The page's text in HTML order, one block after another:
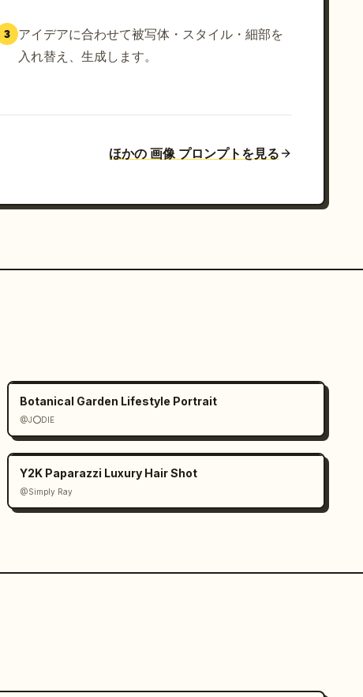
3
アイデアに合わせて被写体・スタイル・細部を
入れ替え、生成します。
ほかの 画像 プロンプトを見る
Botanical Garden Lifestyle Portrait
@J⭕DIE
Y2K Paparazzi Luxury Hair Shot
@Simply Ray